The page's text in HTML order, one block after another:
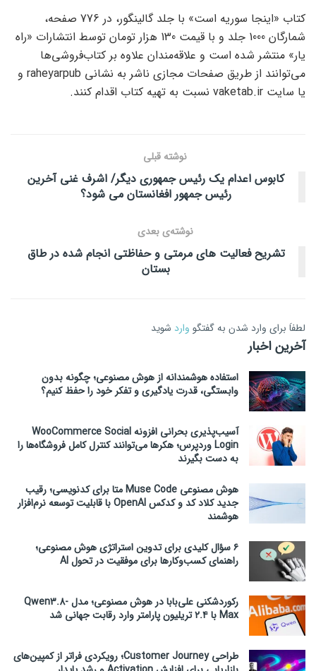
کتاب «اینجا سوریه است» با جلد گالینگور، در 776 صفحه،
شمارگان 1000 جلد و با قیمت 130 هزار تومان توسط انتشارات «راه
یار» منتشر شده است و علاقه‌مندان علاوه بر کتاب‌فروشی‌ها
می‌توانند از طریق صفحات مجازی ناشر به نشانی raheyarpub و
یا سایت vaketab.ir نسبت به تهیه کتاب اقدام کنند.
نوشته قبلی
کابوس اعدام یک رئیس جمهوری دیگر/ اشرف غنی آخرین
رئیس جمهور افغانستان می شود؟
نوشته‌ی بعدی
تشریح فعالیت های مرمتی و حفاظتی انجام شده در طاق
بستان
لطفاَ برای وارد شدن به گفتگو وارد شوید
آخرین اخبار
استفاده هوشمندانه از هوش مصنوعی؛ چگونه بدون
وابستگی، قدرت یادگیری و تفکر خود را حفظ کنیم؟
آسیب‌پذیری بحرانی افزونه WooCommerce Social
Login وردپرس؛ هکرها می‌توانند کنترل کامل فروشگاه‌ها را
به دست بگیرند
هوش مصنوعی Muse Code متا برای کدنویسی؛ رقیب
جدید کلاد کد و کدکس OpenAI با قابلیت توسعه نرم‌افزار
هوشمند
۶ سؤال کلیدی برای تدوین استراتژی هوش مصنوعی؛
راهنمای کسب‌وکارها برای موفقیت در تحول AI
رکوردشکنی علی‌بابا در هوش مصنوعی؛ مدل Qwen3.8-
Max با ۲.۴ تریلیون پارامتر وارد رقابت جهانی شد
طراحی Customer Journey؛ رویکردی فراتر از کمپین‌های